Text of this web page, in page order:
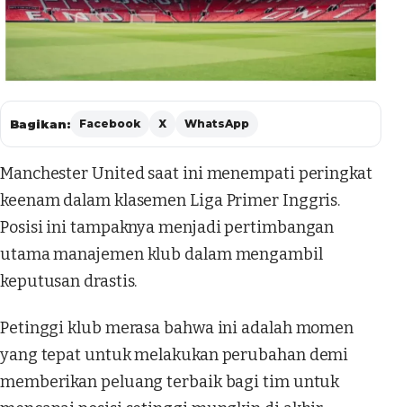
Bagikan: Facebook X WhatsApp
Manchester United saat ini menempati peringkat
keenam dalam klasemen Liga Primer Inggris.
Posisi ini tampaknya menjadi pertimbangan
utama manajemen klub dalam mengambil
keputusan drastis.
Petinggi klub merasa bahwa ini adalah momen
yang tepat untuk melakukan perubahan demi
memberikan peluang terbaik bagi tim untuk